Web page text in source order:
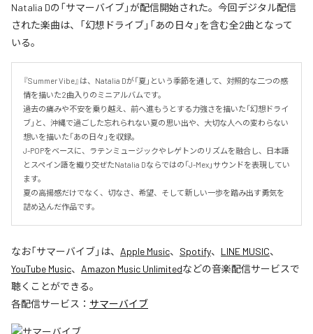
Natalia Dの「サマーバイブ」が配信開始された。今回デジタル配信
された楽曲は、「幻想ドライブ」「あの日々」を含む全2曲となって
いる。
『Summer Vibe』は、Natalia Dが「夏」という季節を通して、対照的な二つの感
情を描いた2曲入りのミニアルバムです。
過去の痛みや不安を乗り越え、前へ進もうとする力強さを描いた「幻想ドライ
ブ」と、沖縄で過ごした忘れられない夏の思い出や、大切な人への変わらない
想いを描いた「あの日々」を収録。
J-POPをベースに、ラテンミュージックやレゲトンのリズムを融合し、日本語
とスペイン語を織り交ぜたNatalia Dならではの「J-Mex」サウンドを表現してい
ます。
夏の高揚感だけでなく、切なさ、希望、そして新しい一歩を踏み出す勇気を
詰め込んだ作品です。
なお「サマーバイブ」は、 Apple Music、 Spotify、 LINE MUSIC、
YouTube Music、 Amazon Music Unlimitedなどの音楽配信サービスで
聴くことができる。
各配信サービス： サマーバイブ